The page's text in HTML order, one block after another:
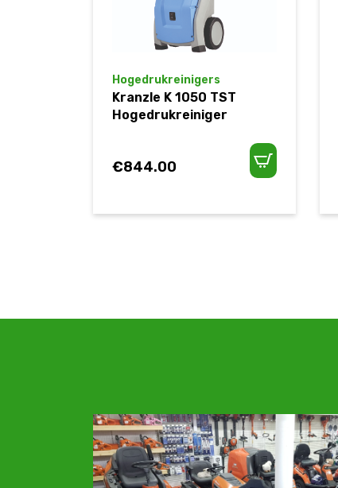
Hogedrukreinigers
Kranzle K 1050 TST
Hogedrukreiniger
€844.00